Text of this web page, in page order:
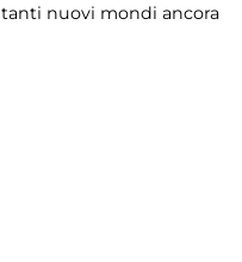
nuovi mondi ancora